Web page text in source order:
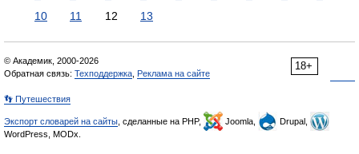
10
11 12 13
18+
© Академик, 2000-2026
Обратная связь: Техподдержка Реклама на сайте
👣 Путешествия
Экспорт словарей на сайты , сделанные на PHP, Joomla,
Drupal,
WordPress, MODx.